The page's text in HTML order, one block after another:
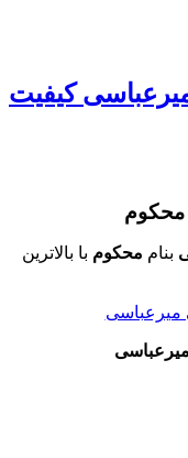
کیفیت
محکوم
بنام محکوم با بالاترین